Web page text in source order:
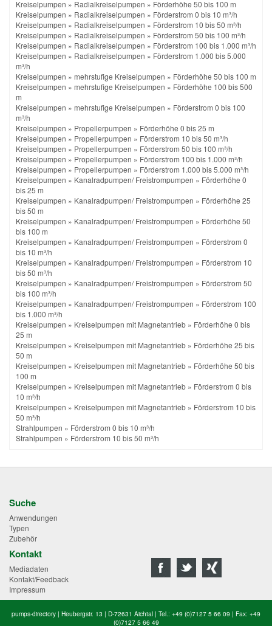
Kreiselpumpen » Radialkreiselpumpen » Förderhöhe 50 bis 100 m
Kreiselpumpen » Radialkreiselpumpen » Förderstrom 0 bis 10 m³/h
Kreiselpumpen » Radialkreiselpumpen » Förderstrom 10 bis 50 m³/h
Kreiselpumpen » Radialkreiselpumpen » Förderstrom 50 bis 100 m³/h
Kreiselpumpen » Radialkreiselpumpen » Förderstrom 100 bis 1.000 m³/h
Kreiselpumpen » Radialkreiselpumpen » Förderstrom 1.000 bis 5.000
m³/h
Kreiselpumpen » mehrstufige Kreiselpumpen » Förderhöhe 50 bis 100 m
Kreiselpumpen » mehrstufige Kreiselpumpen » Förderhöhe 100 bis 500
m
Kreiselpumpen » mehrstufige Kreiselpumpen » Förderstrom 0 bis 100
m³/h
Kreiselpumpen » Propellerpumpen » Förderhöhe 0 bis 25 m
Kreiselpumpen » Propellerpumpen » Förderstrom 10 bis 50 m³/h
Kreiselpumpen » Propellerpumpen » Förderstrom 50 bis 100 m³/h
Kreiselpumpen » Propellerpumpen » Förderstrom 100 bis 1.000 m³/h
Kreiselpumpen » Propellerpumpen » Förderstrom 1.000 bis 5.000 m³/h
Kreiselpumpen » Kanalradpumpen/ Freistrompumpen » Förderhöhe 0
bis 25 m
Kreiselpumpen » Kanalradpumpen/ Freistrompumpen » Förderhöhe 25
bis 50 m
Kreiselpumpen » Kanalradpumpen/ Freistrompumpen » Förderhöhe 50
bis 100 m
Kreiselpumpen » Kanalradpumpen/ Freistrompumpen » Förderstrom 0
bis 10 m³/h
Kreiselpumpen » Kanalradpumpen/ Freistrompumpen » Förderstrom 10
bis 50 m³/h
Kreiselpumpen » Kanalradpumpen/ Freistrompumpen » Förderstrom 50
bis 100 m³/h
Kreiselpumpen » Kanalradpumpen/ Freistrompumpen » Förderstrom 100
bis 1.000 m³/h
Kreiselpumpen » Kreiselpumpen mit Magnetantrieb » Förderhöhe 0 bis
25 m
Kreiselpumpen » Kreiselpumpen mit Magnetantrieb » Förderhöhe 25 bis
50 m
Kreiselpumpen » Kreiselpumpen mit Magnetantrieb » Förderhöhe 50 bis
100 m
Kreiselpumpen » Kreiselpumpen mit Magnetantrieb » Förderstrom 0 bis
10 m³/h
Kreiselpumpen » Kreiselpumpen mit Magnetantrieb » Förderstrom 10 bis
50 m³/h
Strahlpumpen » Förderstrom 0 bis 10 m³/h
Strahlpumpen » Förderstrom 10 bis 50 m³/h
Suche
Anwendungen
Typen
Zubehör
Kontakt
Mediadaten
Kontakt/Feedback
Impressum
pumps-directory | Heubergstr. 13 | D-72631 Aichtal | Tel.: +49 (0)7127 5 66 09 | Fax: +49
(0)7127 5 66 49